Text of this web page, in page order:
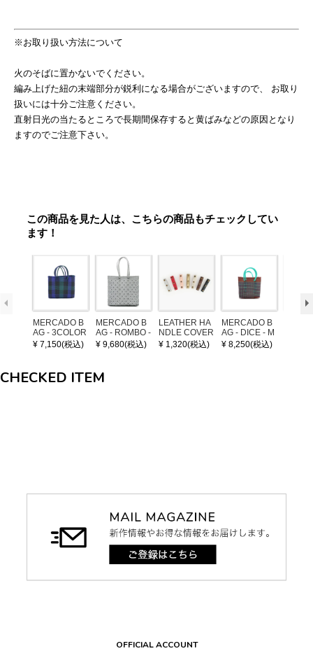
※お取り扱い方法について
火のそばに置かないでください。
編み上げた紐の末端部分が鋭利になる場合がございますので、 お取り
扱いには十分ご注意ください。
直射日光の当たるところで長期間保存すると黄ばみなどの原因となり
ますのでご注意下さい。
この商品を見た人は、こちらの商品もチェックしてい
ます！
MERCADO B
AG - 3COLOR
S CHECK - Bl
¥ 7,150(税込)
MERCADO B
AG - ROMBO -
LONG HANDL
¥ 9,680(税込)
LEATHER HA
NDLE COVER
¥ 1,320(税込)
MERCADO B
AG - DICE - M
OSAIC - Copp
¥ 8,250(税込)
CHECKED ITEM
OFFICIAL ACCOUNT